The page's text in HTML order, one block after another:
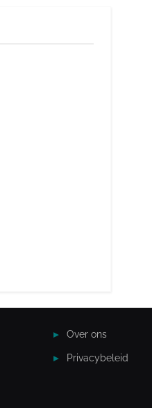
Over ons
Privacybeleid